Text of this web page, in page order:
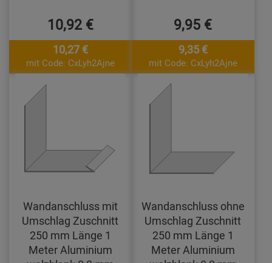
10,92 €
10,27 €
mit Code: CxLyh2Ajne
9,95 €
9,35 €
mit Code: CxLyh2Ajne
Wandanschluss mit
Umschlag Zuschnitt
250 mm Länge 1
Meter Aluminium
Wandanschluss ohne
Umschlag Zuschnitt
250 mm Länge 1
Meter Aluminium